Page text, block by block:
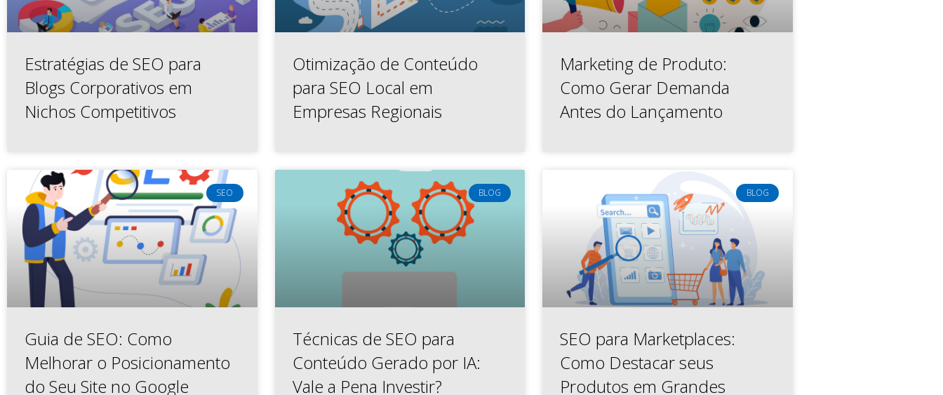
Estratégias de SEO para
Blogs Corporativos em
Nichos Competitivos
Otimização de Conteúdo
para SEO Local em
Empresas Regionais
Marketing de Produto:
Como Gerar Demanda
Antes do Lançamento
SEO
Guia de SEO: Como
Melhorar o Posicionamento
do Seu Site no Google
BLOG
Técnicas de SEO para
Conteúdo Gerado por IA:
Vale a Pena Investir?
BLOG
SEO para Marketplaces:
Como Destacar seus
Produtos em Grandes